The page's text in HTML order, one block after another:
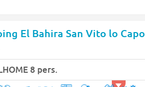
El Bahira San Vito lo Capo
8 pers.